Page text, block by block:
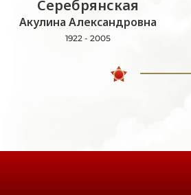
Серебрянская
Акулина Александровна
1922 - 2005